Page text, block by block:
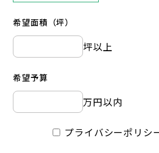
希望面積（坪）
坪以上
希望予算
万円以内
プライバシーポリシ